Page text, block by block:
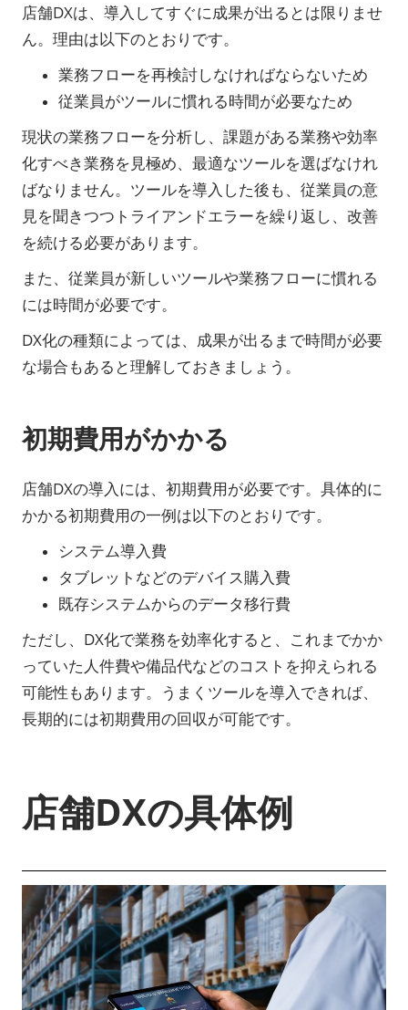
店舗DXは、導入してすぐに成果が出るとは限りませ
ん。理由は以下のとおりです。
業務フローを再検討しなければならないため
従業員がツールに慣れる時間が必要なため
現状の業務フローを分析し、課題がある業務や効率
化すべき業務を見極め、最適なツールを選ばなけれ
ばなりません。ツールを導入した後も、従業員の意
見を聞きつつトライアンドエラーを繰り返し、改善
を続ける必要があります。
また、従業員が新しいツールや業務フローに慣れる
には時間が必要です。
DX化の種類によっては、成果が出るまで時間が必要
な場合もあると理解しておきましょう。
初期費用がかかる
店舗DXの導入には、初期費用が必要です。具体的に
かかる初期費用の一例は以下のとおりです。
システム導入費
タブレットなどのデバイス購入費
既存システムからのデータ移行費
ただし、DX化で業務を効率化すると、これまでかか
っていた人件費や備品代などのコストを抑えられる
可能性もあります。うまくツールを導入できれば、
長期的には初期費用の回収が可能です。
店舗DXの具体例